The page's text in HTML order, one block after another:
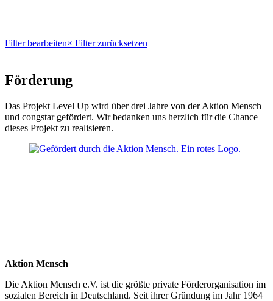
Filter bearbeiten× Filter zurücksetzen
Förderung
Das Projekt Level Up wird über drei Jahre von der Aktion Mensch
und congstar gefördert. Wir bedanken uns herzlich für die Chance
dieses Projekt zu realisieren.
Aktion Mensch
Die Aktion Mensch e.V. ist die größte private Förderorganisation im
sozialen Bereich in Deutschland. Seit ihrer Gründung im Jahr 1964